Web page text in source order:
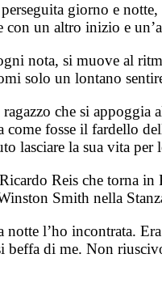
giorno e
un altro inizio e
nota, si muove al
solo un lontano
che si
come fosse il fardello
lasciare la sua vita per
Reis che torna
Smith nella
l’ho incontrata.
di me. Non